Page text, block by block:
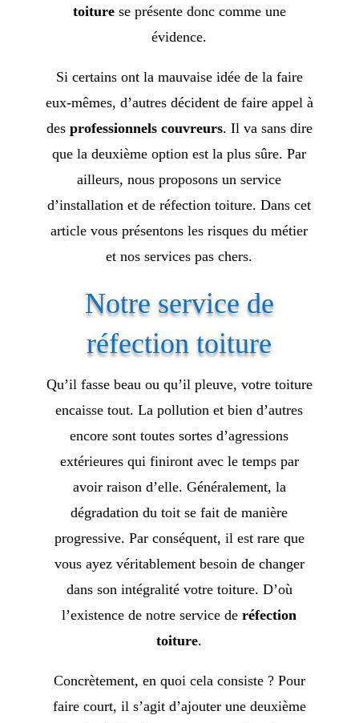
toiturese présente donc comme une
évidence.
Si certains ont la mauvaise idée de la faire
eux-mêmes, d’autres décident de faire appel à
desprofessionnels couvreurs. Il va sans dire
que la deuxième option est la plus sûre. Par
ailleurs, nous proposons un service
d’installation et de réfection toiture. Dans cet
article vous présentons les risques du métier
et nos services pas chers.
Notre service de
réfection toiture
Qu’il fasse beau ou qu’il pleuve, votre toiture
encaisse tout. La pollution et bien d’autres
encore sont toutes sortes d’agressions
extérieures qui finiront avec le temps par
avoir raison d’elle. Généralement, la
dégradation du toit se fait de manière
progressive. Par conséquent, il est rare que
vous ayez véritablement besoin de changer
dans son intégralité votre toiture. D’où
l’existence de notre service deréfection
toiture.
Concrètement, en quoi cela consiste ? Pour
faire court, il s’agit d’ajouter une deuxième